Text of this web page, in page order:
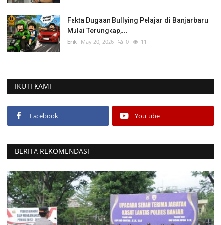
Fakta Dugaan Bullying Pelajar di Banjarbaru
Mulai Terungkap,...
Erik May 20, 2026 0 11
IKUTI KAMI
Facebook Youtube
BERITA REKOMENDASI